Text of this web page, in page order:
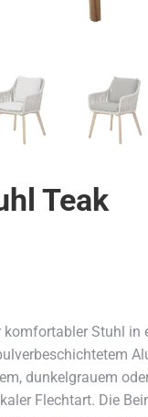
Teak
komfortabler Stuhl in
dunkelgrauem
Flechtart. Die